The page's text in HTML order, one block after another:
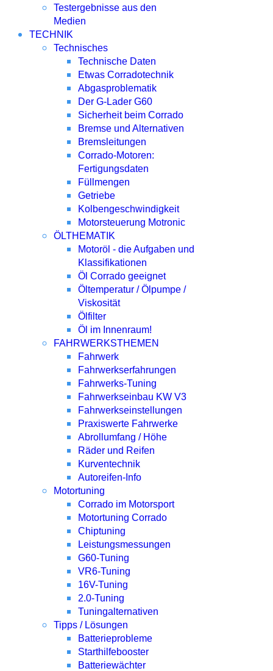
Testergebnisse aus den
Medien
TECHNIK
Technisches
Technische Daten
Etwas Corradotechnik
Abgasproblematik
Der G-Lader G60
Sicherheit beim Corrado
Bremse und Alternativen
Bremsleitungen
Corrado-Motoren:
Fertigungsdaten
Füllmengen
Getriebe
Kolbengeschwindigkeit
Motorsteuerung Motronic
ÖLTHEMATIK
Motoröl - die Aufgaben und
Klassifikationen
Öl Corrado geeignet
Öltemperatur / Ölpumpe /
Viskosität
Ölfilter
Öl im Innenraum!
FAHRWERKSTHEMEN
Fahrwerk
Fahrwerkserfahrungen
Fahrwerks-Tuning
Fahrwerkseinbau KW V3
Fahrwerkseinstellungen
Praxiswerte Fahrwerke
Abrollumfang / Höhe
Räder und Reifen
Kurventechnik
Autoreifen-Info
Motortuning
Corrado im Motorsport
Motortuning Corrado
Chiptuning
Leistungsmessungen
G60-Tuning
VR6-Tuning
16V-Tuning
2.0-Tuning
Tuningalternativen
Tipps / Lösungen
Batterieprobleme
Starthilfebooster
Batteriewächter